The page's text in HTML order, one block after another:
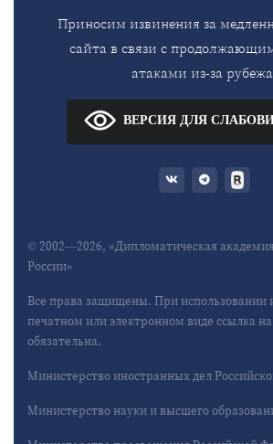
Приносим извинения за
сайта в связи с
атаками из-за
ВЕРСИЯ ДЛЯ
© 2002—2026, «Дипломатическая
России»
Все права защищены. При использовании
печатном или электронном виде ссылка
обязательна.
Министерство иностранных дел
Министерство науки и высшего